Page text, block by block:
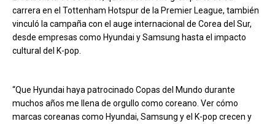
carrera en el Tottenham Hotspur de la Premier League, también
vinculó la campaña con el auge internacional de Corea del Sur,
desde empresas como Hyundai y Samsung hasta el impacto
cultural del K-pop.
“Que Hyundai haya patrocinado Copas del Mundo durante
muchos años me llena de orgullo como coreano. Ver cómo
marcas coreanas como Hyundai, Samsung y el K-pop crecen y